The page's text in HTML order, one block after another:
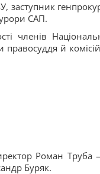
заступник
САП.
членів
правосуддя й
Роман Труба
Буряк.